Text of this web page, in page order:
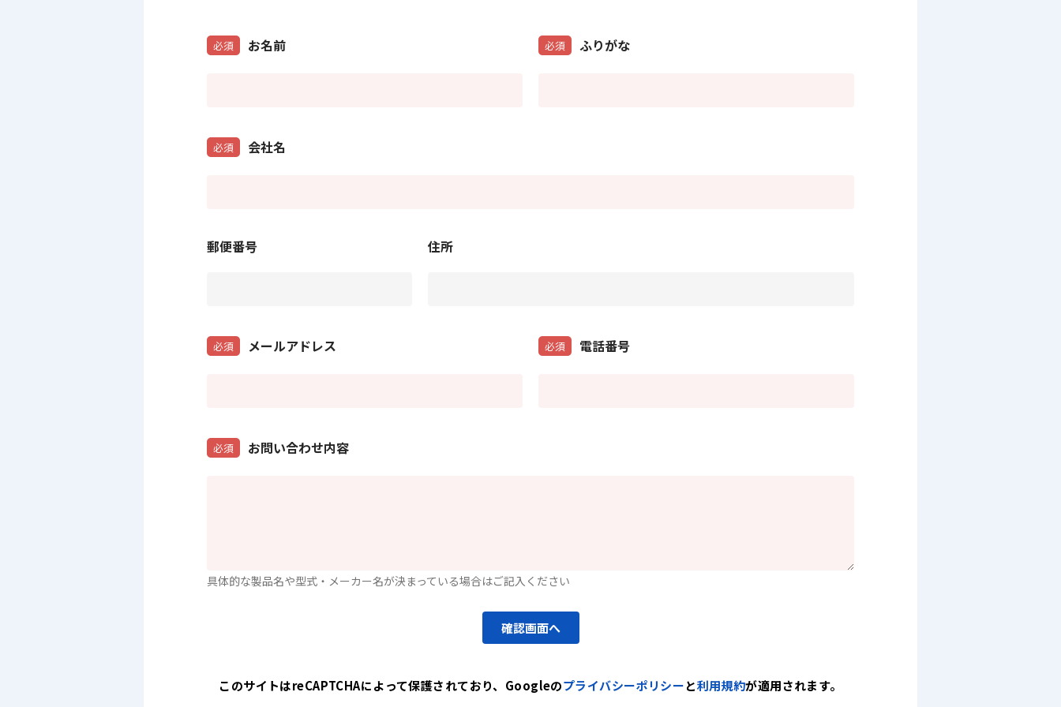
お名前
必須 ふりがな
必須
会社名
必須
郵便番号 住所
メールアドレス
必須 電話番号
必須
お問い合わせ内容
必須
具体的な製品名や型式・メーカー名が決まっている場合はご記入ください
確認画面へ
このサイトはreCAPTCHAによって保護されており、 Googleのプライバシーポリシーと利用規約が適用されます。